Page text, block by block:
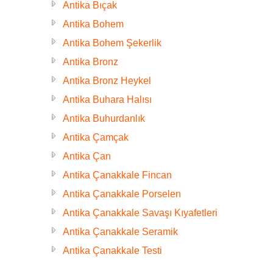
Antika Bıçak
Antika Bohem
Antika Bohem Şekerlik
Antika Bronz
Antika Bronz Heykel
Antika Buhara Halısı
Antika Buhurdanlık
Antika Çamçak
Antika Çan
Antika Çanakkale Fincan
Antika Çanakkale Porselen
Antika Çanakkale Savaşı Kıyafetleri
Antika Çanakkale Seramik
Antika Çanakkale Testi